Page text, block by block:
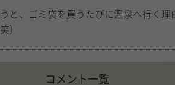
と、ゴミ袋を買うたびに温泉へ行く
）
コメント一覧